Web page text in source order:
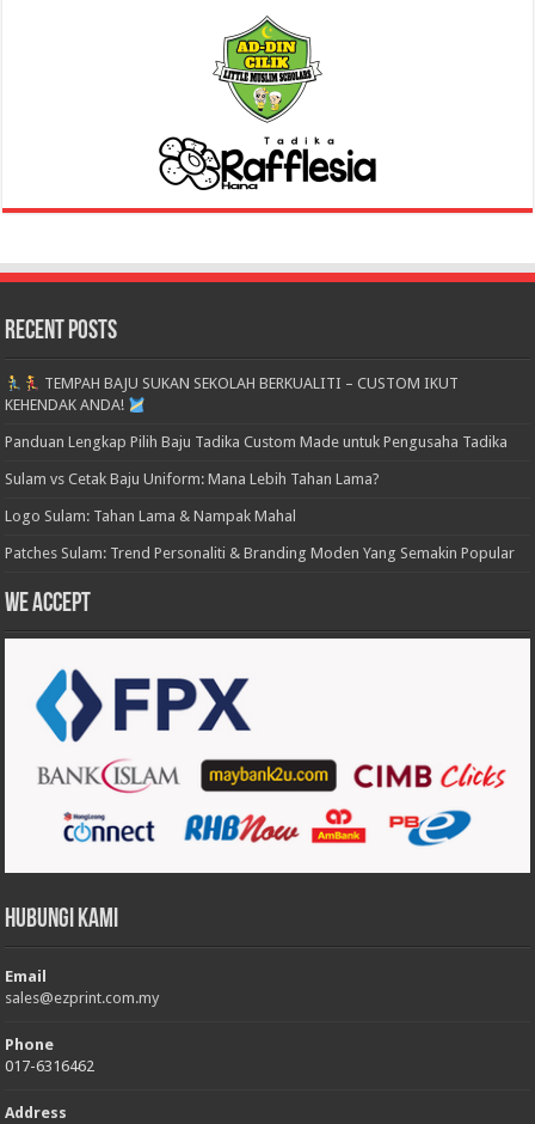
Recent Posts
TEMPAH BAJU SUKAN SEKOLAH BERKUALITI – CUSTOM IKUT
KEHENDAK ANDA!
Panduan Lengkap Pilih Baju Tadika Custom Made untuk Pengusaha Tadika
Sulam vs Cetak Baju Uniform: Mana Lebih Tahan Lama?
Logo Sulam: Tahan Lama & Nampak Mahal
Patches Sulam: Trend Personaliti & Branding Moden Yang Semakin Popular
We accept
Hubungi Kami
Email
sales@ezprint.com.my
Phone
017-6316462
Address